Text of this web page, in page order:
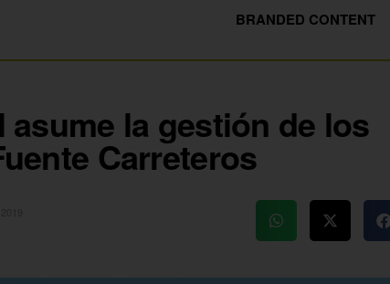
BRANDED CONTENT
asume la gestión de los
Carreteros